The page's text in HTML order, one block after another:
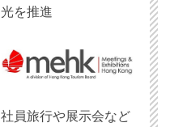
光を推進
社員旅行や展示会など